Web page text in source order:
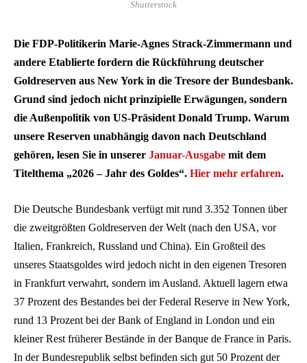
Shutterstock
Die FDP-Politikerin Marie-Agnes Strack-Zimmermann und
andere Etablierte fordern die Rückführung deutscher
Goldreserven aus New York in die Tresore der Bundesbank.
Grund sind jedoch nicht prinzipielle Erwägungen, sondern
die Außenpolitik von US-Präsident Donald Trump. Warum
unsere Reserven unabhängig davon nach Deutschland
gehören, lesen Sie in unserer Januar-Ausgabe mit dem
Titelthema „2026 – Jahr des Goldes“. Hier mehr erfahren.
Die Deutsche Bundesbank verfügt mit rund 3.352 Tonnen über
die zweitgrößten Goldreserven der Welt (nach den USA, vor
Italien, Frankreich, Russland und China). Ein Großteil des
unseres Staatsgoldes wird jedoch nicht in den eigenen Tresoren
in Frankfurt verwahrt, sondern im Ausland. Aktuell lagern etwa
37 Prozent des Bestandes bei der Federal Reserve in New York,
rund 13 Prozent bei der Bank of England in London und ein
kleiner Rest früherer Bestände in der Banque de France in Paris.
In der Bundesrepublik selbst befinden sich gut 50 Prozent der